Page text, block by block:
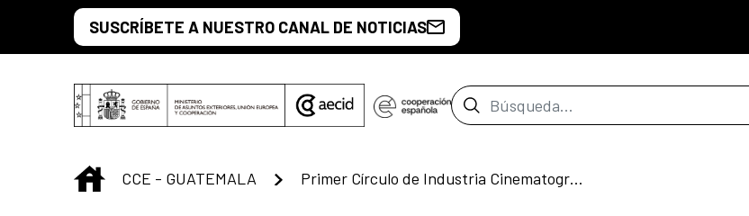
Saltar al contenido principal
SUSCRÍBETE A NUESTRO CANAL DE NOTICIAS
Barra de búsqueda
INICIO
CCE - GUATEMALA Primer Círculo de Industria Cinematográfica